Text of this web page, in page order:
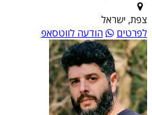
צפת, ישראל
לפרטים
הודעה לווטסאפ